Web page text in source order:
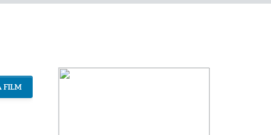
FILM